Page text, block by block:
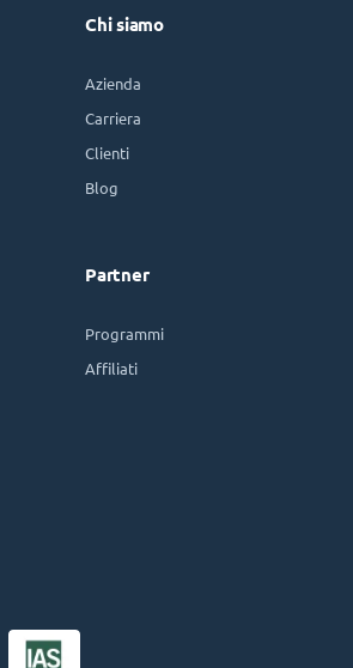
Chi siamo
Azienda
Carriera
Clienti
Blog
Partner
Programmi
Affiliati